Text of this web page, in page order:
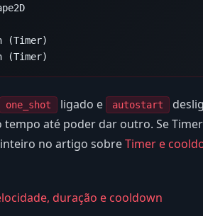
(Timer)
one_shot ligado e autostart
até poder dar outro. Se
no artigo sobreTimer e
duração e cooldown